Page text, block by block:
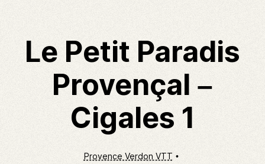
Le Petit Paradis
Provençal –
Cigales 1
Provence Verdon VTT